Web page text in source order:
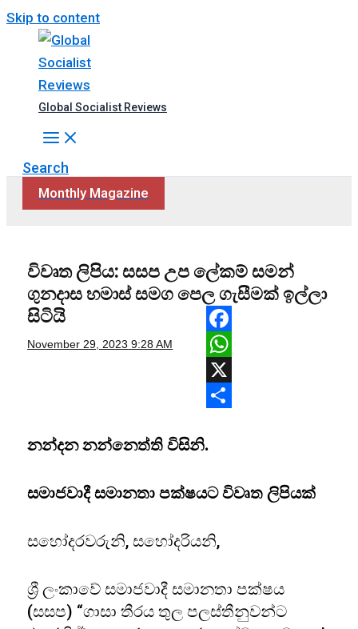
Skip to content
Global Socialist Reviews
Search
Monthly Magazine
විවෘත ලිපිය: සසප උප ලේකම් සමන්
ගුනදාස හමාස් සමග පෙල ගැසීමක් ඉල්ලා
සිටියි
November 29, 2023 9:28 AM
Facebook
WhatsApp
X
නන්දන නන්නෙත්ති විසිනි.
සමාජවාදී සමානතා පක්ෂයට විවෘත ලිපියක්
සහෝදරවරුනි, සහෝදරියනි,
ශ්‍රී ලංකාවේ සමාජවාදී සමානතා පක්ෂය
(සසප) “ගාසා තීරය තුල පලස්තීනුවන්ට